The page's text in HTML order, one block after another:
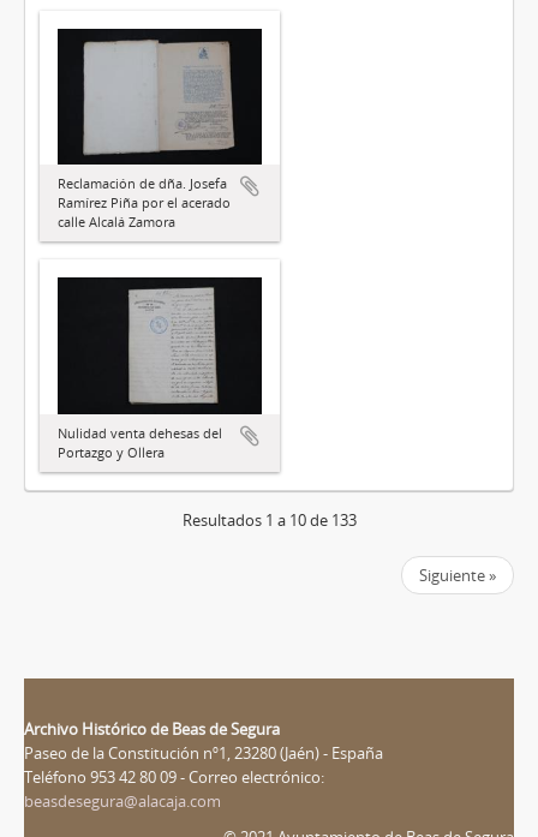
Reclamación de dña. Josefa
Ramírez Piña por el acerado
calle Alcalá Zamora
Nulidad venta dehesas del
Portazgo y Ollera
Resultados 1 a 10 de 133
Siguiente »
Archivo Histórico de Beas de Segura
Paseo de la Constitución nº1, 23280 (Jaén) - España
Teléfono 953 42 80 09 - Correo electrónico:
beasdesegura@alacaja.com